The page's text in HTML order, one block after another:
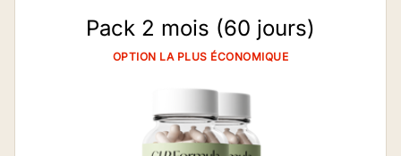
Pack 2 mois (60 jours)
OPTION LA PLUS ÉCONOMIQUE